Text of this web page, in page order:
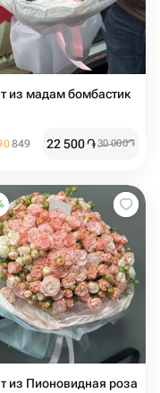
из мадам бомбастик️
849 22 500֏30 000֏
роза